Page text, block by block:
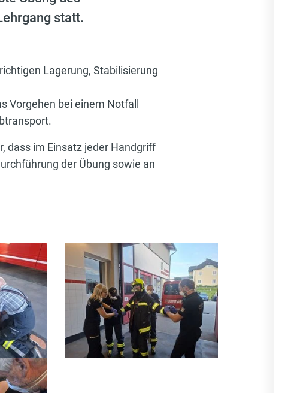
statt.
Lagerung, Stabilisierung
Vorgehen bei einem Notfall
dass im Einsatz jeder Handgriff
der Übung sowie an